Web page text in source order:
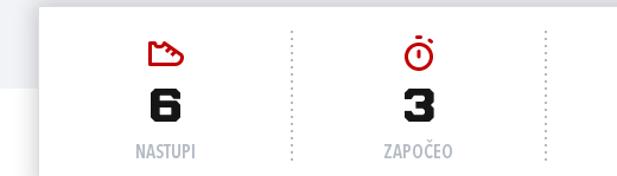
6
NASTUPI
3
ZAPOČEO